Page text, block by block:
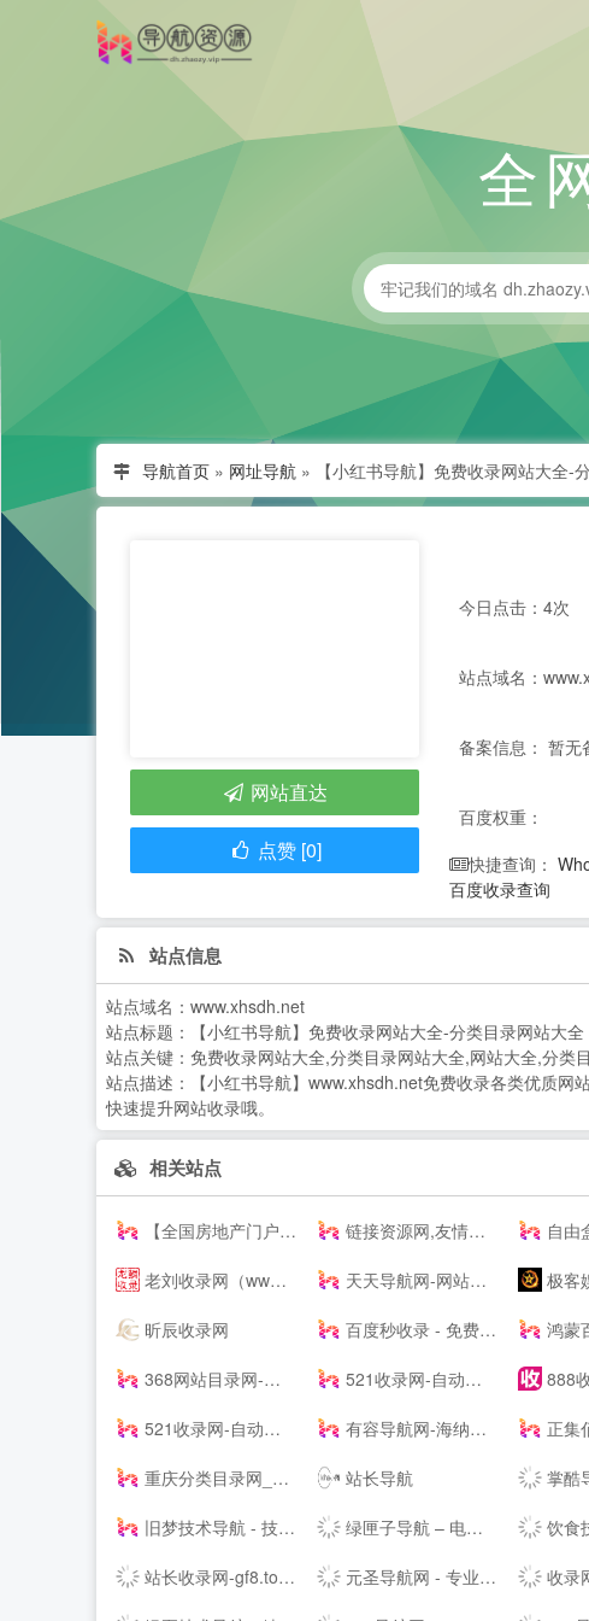
全
导航首页 » 网址导航 » 【小红书导航】免费收录网站大全-
今日点击：4次
站点域名：
备案信息： 暂无
百度权重：
快捷查询：
百度收录查询
网站直达
点赞 [0]
站点信息
站点域名： www.xhsdh.net
站点标题：
【小红书导航】免费收录网站大全-分类目录网站大全
站点关键： 免费收录网站大全,分类目录网站大全,网站大全,分
站点描述：
【小红书导航】www.xhsdh.net免费收录各类优质
快速提升网站收录哦。
相关站点
【全国房地产门户|房地产网】-实播看房抢优惠-全国房天下 链接资源网,友情链接平台，免费链接，网址收录 自由
老刘收录网（www.llshoulu.com）-老刘友情链接交换-老刘自助链接提交-老刘技术导航-老刘自动秒收录 天天导航网-网站收录-技术导航 极客
昕辰收录网 百度秒收录 - 免费收录网站,迅速提升流量|NinHuLINK 鸿蒙
368网站目录网-免费发布收录优秀网站_网址分类提交_网站大全导航 521收录网-自动秒收录 888收录网-
521收录网-自动秒收录 有容导航网-海纳百川，有容乃大 正集
重庆分类目录网_免费收录网站提交 站长导航 掌酷导航
旧梦技术导航 - 技术导航网,资源网,滚石导航网,技术导航,小刀娱乐网,学技术 找资源 从这里开始 绿匣子导航 – 电影电视剧导航 – 24H秒收录网址导航网站 饮食技术导航 - 免
站长收录网-gf8.top-秒收录导航-名站网址导航-网站收录-快速收录-技术导航-SEO导航 元圣导航网 - 专业的网址导航 收录网-一个永久